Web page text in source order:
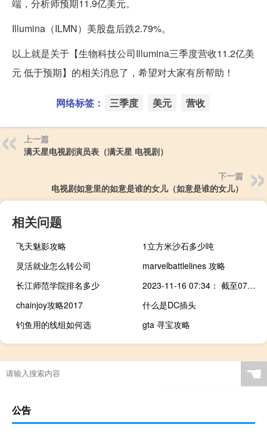
端，分析师预期11.9亿美元。
Illumina（ILMN）美股盘后跌2.79%。
以上就是关于【生物科技公司Illumina三季度营收11.2亿美
元 低于预期】的相关消息了，希望对大家有所帮助！
网络标签： 三季度 美元 营收
上一篇
满天星电视剧演员表（满天星 电视剧）
下一篇
电视剧如意里的如意是谁的女儿（如意是谁的女儿）
相关问题
飞天魅影攻略
1立方米沙石多少吨
灵活就业怎么转公司
marvelbattlelines 攻略
长江师范学院排名多少
2023-11-16 07:34： 截至07时30分，1、G76厦蓉高速赣崇段K489+057-K509+689公里处（上犹服务区至关田收费站区间、往湖南方向）因养护部门进行隧道衬砌清洗、更换电缆钩盖板施工作业，施工期间封闭行车道，超车道缓慢通行，施工时间为：11月16日07:30-11月16日17:30，请过往车辆减速慢行，注意安全。2、S41宁定高速宁安段 ​​​
chainjoy攻略2017
什么是DC插头
钓鱼用的线组如何选
gta 寻宝攻略
☚
公告